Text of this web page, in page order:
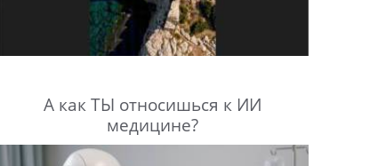
А как ТЫ относишься к ИИ
медицине?